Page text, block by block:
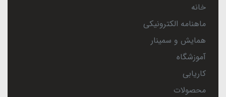
خانه
ماهنامه الکترونیکی
همایش و سمینار
آموزشگاه
کاریابی
محصولات